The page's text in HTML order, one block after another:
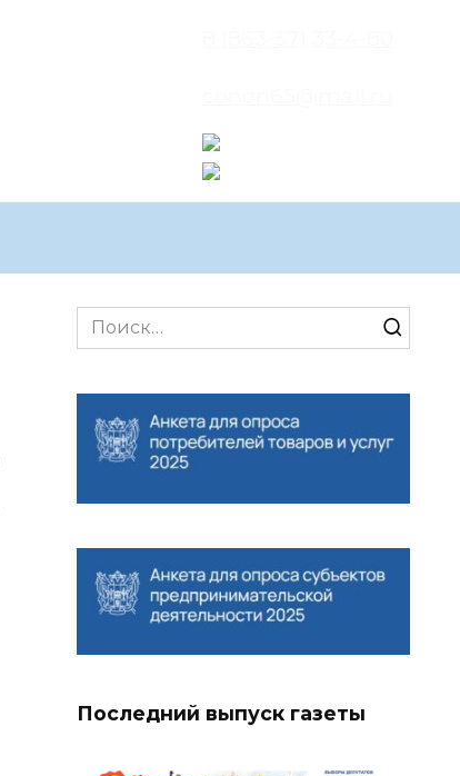
Search
for:
Последний выпуск газеты